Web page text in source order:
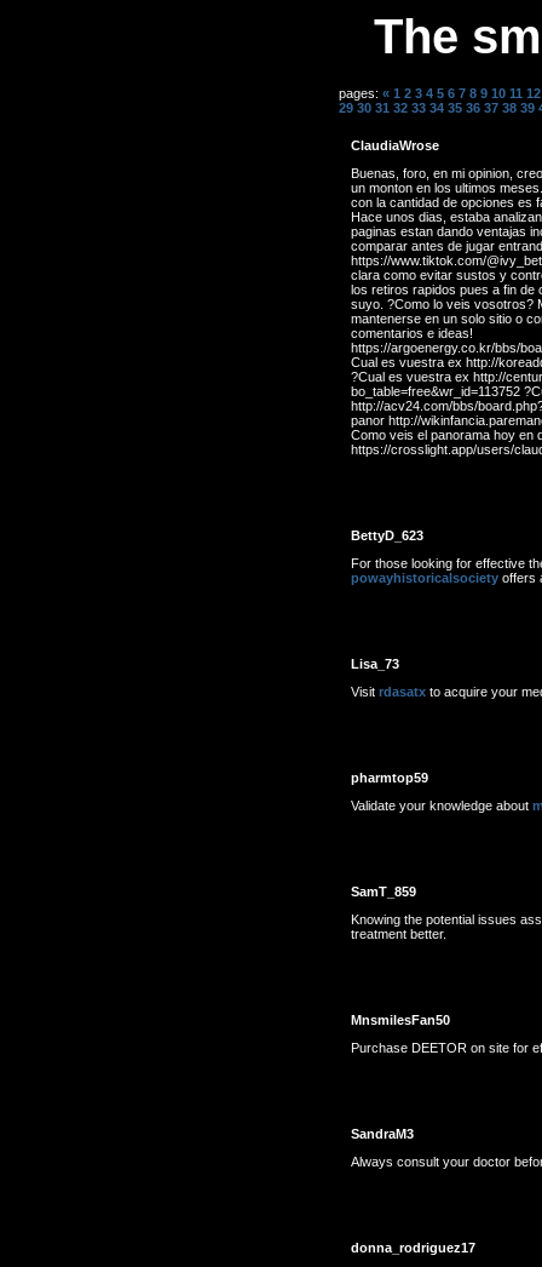
The
pages: « 1 2 3 4 5 6 7 8 9 10 11 12
29 30 31 32 33 34 35 36 37 38 39
ClaudiaWrose
Buenas, foro, en mi opinion,
un monton en los ultimos
con la cantidad de opciones es
Hace unos dias, estaba
paginas estan dando ventajas
comparar antes de jugar
https://www.tiktok.com/
clara como evitar sustos y
los retiros rapidos pues a fin de
suyo. ?Como lo veis vosotros?
mantenerse en un solo sitio o
comentarios e ideas!
https://argoenergy.co.kr/bbs/
Cual es vuestra ex http://
?Cual es vuestra ex http://
bo_table=free&wr_id=113752
http://acv24.com/bbs/
panor http://
Como veis el panorama hoy en
https://crosslight.app/users/
BettyD_623
For those looking for effective
powayhistoricalsociety offers
Lisa_73
Visit rdasatx to acquire your
pharmtop59
Validate your knowledge about
SamT_859
Knowing the potential issues
treatment better.
MnsmilesFan50
Purchase DEETOR on site for
SandraM3
Always consult your doctor
donna_rodriguez17